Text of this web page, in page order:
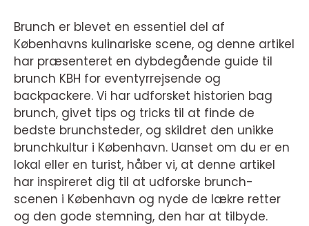
Brunch er blevet en essentiel del af
Københavns kulinariske scene, og denne artikel
har præsenteret en dybdegående guide til
brunch KBH for eventyrrejsende og
backpackere. Vi har udforsket historien bag
brunch, givet tips og tricks til at finde de
bedste brunchsteder, og skildret den unikke
brunchkultur i København. Uanset om du er en
lokal eller en turist, håber vi, at denne artikel
har inspireret dig til at udforske brunch-
scenen i København og nyde de lækre retter
og den gode stemning, den har at tilbyde.